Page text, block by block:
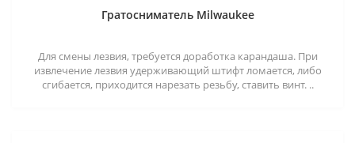
Гратосниматель Milwaukee
Для смены лезвия, требуется доработка карандаша. При
извлечение лезвия удерживающий штифт ломается, либо
сгибается, приходится нарезать резьбу, ставить винт. ..